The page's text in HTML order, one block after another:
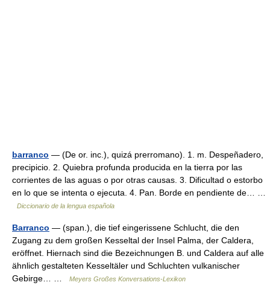
barranco — (De or. inc.), quizá prerromano). 1. m. Despeñadero,
precipicio. 2. Quiebra profunda producida en la tierra por las
corrientes de las aguas o por otras causas. 3. Dificultad o estorbo
en lo que se intenta o ejecuta. 4. Pan. Borde en pendiente de… …
Diccionario de la lengua española
Barranco — (span.), die tief eingerissene Schlucht, die den
Zugang zu dem großen Kesseltal der Insel Palma, der Caldera,
eröffnet. Hiernach sind die Bezeichnungen B. und Caldera auf alle
ähnlich gestalteten Kesseltäler und Schluchten vulkanischer
Gebirge… …
Meyers Großes Konversations-Lexikon